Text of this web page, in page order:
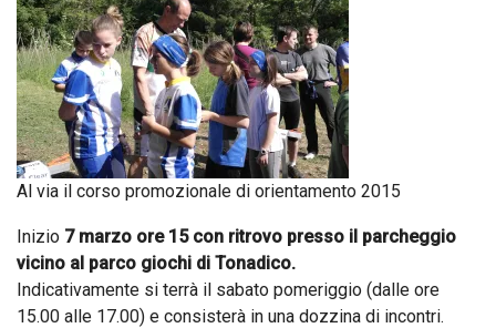
Al via il corso promozionale di orientamento 2015
Inizio 7 marzo ore 15 con ritrovo presso il parcheggio
vicino al parco giochi di Tonadico.
Indicativamente si terrà il sabato pomeriggio (dalle ore
15.00 alle 17.00) e consisterà in una dozzina di incontri.